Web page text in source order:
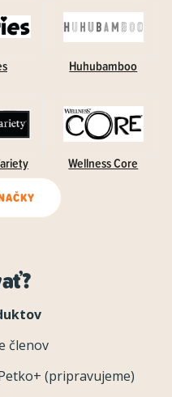
Huhubamboo
Wellness Core
členov
(pripravujeme)